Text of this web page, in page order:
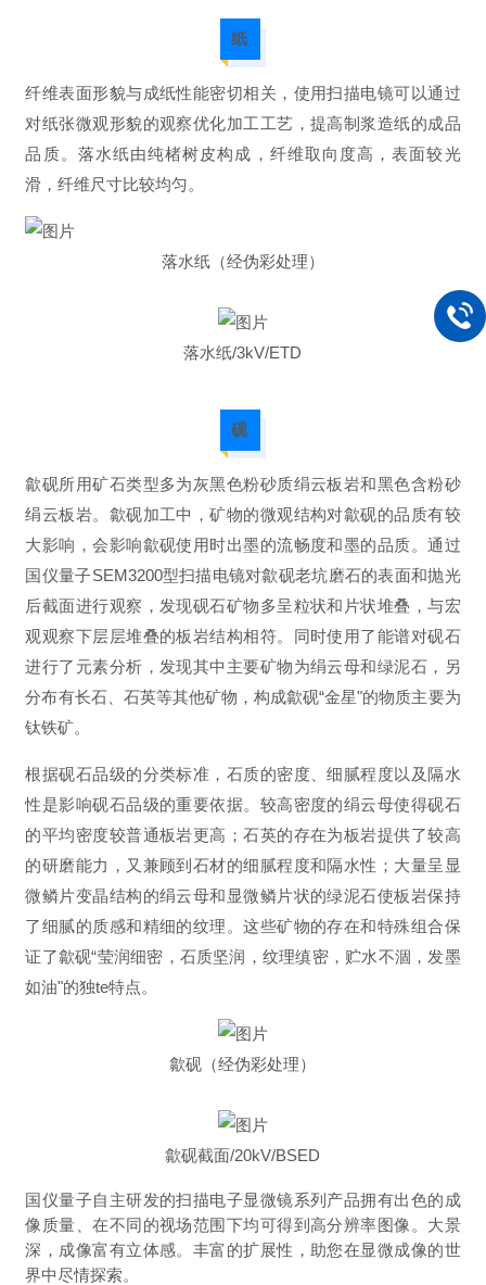
纸
纤维表面形貌与成纸性能密切相关，使用扫描电镜可以通过
对纸张微观形貌的观察优化加工工艺，提高制浆造纸的成品
品质。 落水纸由纯楮树皮构成，纤维取向度高，表面较光
滑，纤维尺寸比较均匀。
落水纸（经伪彩处理）
落水纸/3kV/ETD
砚
歙砚所用矿石类型多为灰黑色粉砂质绢云板岩和黑色含粉砂
绢云板岩。歙砚加工中，矿物的微观结构对歙砚的品质有较
大影响，会影响歙砚使用时出墨的流畅度和墨的品质。通过
国仪量子SEM3200型扫描电镜对歙砚老坑磨石的表面和抛光
后截面进行观察，发现砚石矿物多呈粒状和片状堆叠，与宏
观观察下层层堆叠的板岩结构相符。同时使用了能谱对砚石
进行了元素分析，发现其中主要矿物为绢云母和绿泥石，另
分布有长石、石英等其他矿物，构成歙砚“金星"的物质主要为
钛铁矿。
根据砚石品级的分类标准，石质的密度、细腻程度以及隔水
性是影响砚石品级的重要依据。较高密度的绢云母使得砚石
的平均密度较普通板岩更高；石英的存在为板岩提供了较高
的研磨能力，又兼顾到石材的细腻程度和隔水性；大量呈显
微鳞片变晶结构的绢云母和显微鳞片状的绿泥石使板岩保持
了细腻的质感和精细的纹理。这些矿物的存在和特殊组合保
证了歙砚“莹润细密，石质坚润，纹理缜密，贮水不涸，发墨
如油"的独te特点。
歙砚（经伪彩处理）
歙砚截面/20kV/BSED
国仪量子自主研发的扫描电子显微镜系列产品拥有出色的成
像质量、在不同的视场范围下均可得到高分辨率图像。大景
深，成像富有立体感。丰富的扩展性，助您在显微成像的世
界中尽情探索。